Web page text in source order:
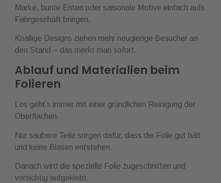
Marke, bunte Enten oder saisonale Motive einfach aufs
Fahrgeschäft bringen.
Knallige Designs ziehen mehr neugierige Besucher an
den Stand – das merkt man sofort.
Ablauf und Materialien beim
Folieren
Los geht’s immer mit einer gründlichen Reinigung der
Oberflächen.
Nur saubere Teile sorgen dafür, dass die Folie gut hält
und keine Blasen entstehen.
Danach wird die spezielle Folie zugeschnitten und
vorsichtig aufgeklebt.